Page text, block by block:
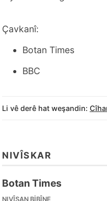
Çavkanî:
Botan Times
BBC
Li vê derê hat weşandin:
NIVÎSKAR
Botan Times
NIVÎSAN BIBÎNE